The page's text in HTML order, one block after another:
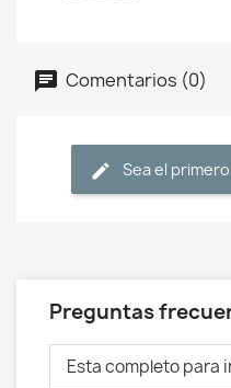
Comentarios (0)
Sea el
Preguntas
Esta completo para